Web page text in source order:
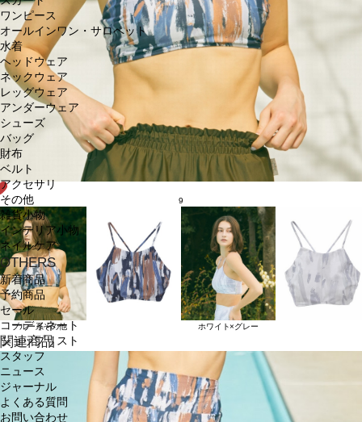
ワンピース
オールインワン・サロペット
水着
ヘッドウェア
ネックウェア
レッグウェア
アンダーウェア
シューズ
バッグ
財布
ベルト
アクセサリ
その他
雑貨小物
インテリア小物
ネイルケア
OTHERS
新着商品
予約商品
セール
コーディネート
ショップリスト
スタッフ
ニュース
ジャーナル
よくある質問
お問い合わせ
9
ブルー系その他 ホワイト×グレー
関連商品